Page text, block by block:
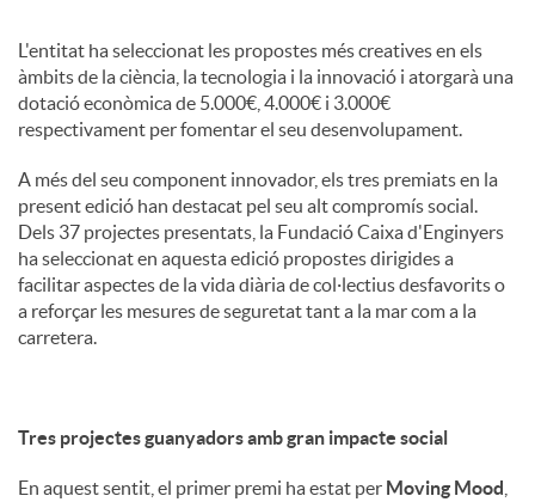
L'entitat ha seleccionat les propostes més creatives en els
àmbits de la ciència, la tecnologia i la innovació i atorgarà una
dotació econòmica de 5.000€, 4.000€ i 3.000€
respectivament per fomentar el seu desenvolupament.
A més del seu component innovador, els tres premiats en la
present edició han destacat pel seu alt compromís social.
Dels 37 projectes presentats, la Fundació Caixa d'Enginyers
ha seleccionat en aquesta edició propostes dirigides a
facilitar aspectes de la vida diària de col·lectius desfavorits o
a reforçar les mesures de seguretat tant a la mar com a la
carretera.
Tres projectes guanyadors amb gran impacte social
En aquest sentit, el primer premi ha estat per Moving Mood